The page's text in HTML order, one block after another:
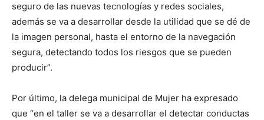
seguro de las nuevas tecnologías y redes sociales,
además se va a desarrollar desde la utilidad que se dé de
la imagen personal, hasta el entorno de la navegación
segura, detectando todos los riesgos que se pueden
producir”.
Por último, la delega municipal de Mujer ha expresado
que “en el taller se va a desarrollar el detectar conductas